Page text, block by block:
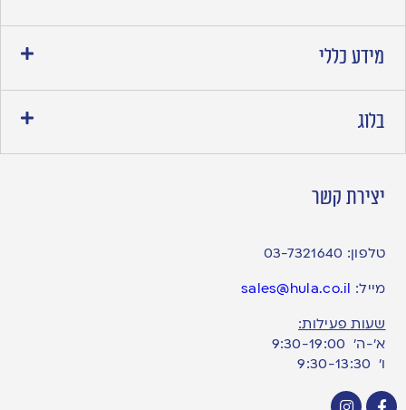
מידע כללי
בלוג
יצירת קשר
טלפון: 03-7321640
מייל: sales@hula.co.il
שעות פעילות:
א’-ה’ 9:30-19:00
ו׳ 9:30-13:30